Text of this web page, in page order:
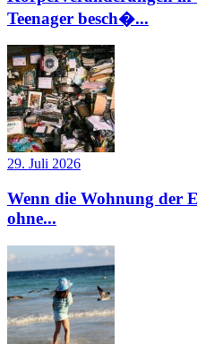
Teenager besch�...
29. Juli 2026
Wenn die Wohnung der
ohne...